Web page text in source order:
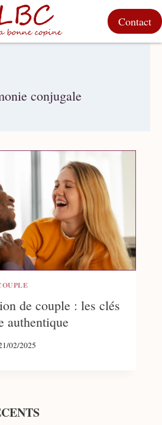
Contact
conjugale
de couple : les clés
authentique
02/2025